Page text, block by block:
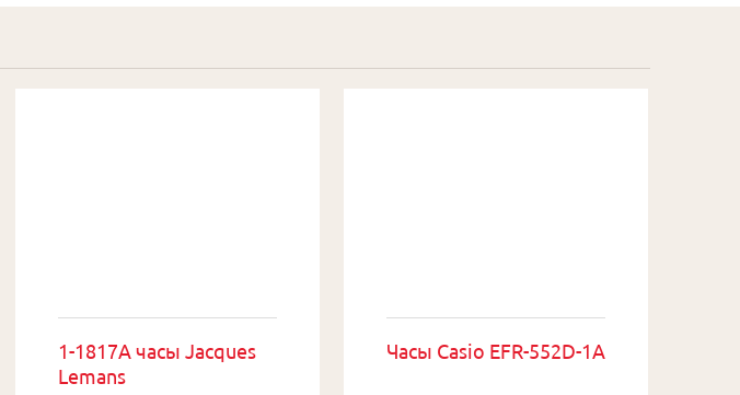
1-1817A часы Jacques
Lemans
Часы Casio EFR-552D-1A